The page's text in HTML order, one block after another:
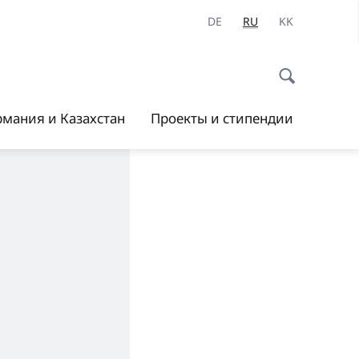
DE RU KK
и Казахстан Проекты и стипендии